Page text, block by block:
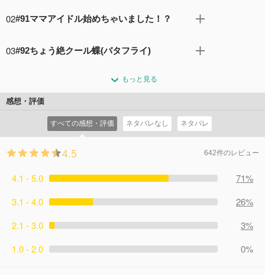
るために全プリパラからめが兄ぃが集められ「めが兄ぃサ
らぁらは今日プリパラデビューするという女の子と知り合
02#91ママアイドル始めちゃいました！？
れることになり、システム全体が神アイドルグランプリモ
議な赤ちゃんはらぁらをママと慕って離れようとしない。
本当のママを探そうと懸命になるらぁらだが…。
コメント0件
03#92ちょう絶クール蝶(バタフライ)
けるらぁら。同じころ、プリパラでは神アイドルグランプ
リモードのオフィシャルブランド「ロゼットジュエル」の
ューライブを行おうとしていた…
コメント1件拍手1回
もっと見る
感想・評価
すべての感想・評価 ネタバレなし ネタバレ
4.5 642件のレビュー
4.1 - 5.0
71%
3.1 - 4.0
26%
2.1 - 3.0
3%
1.0 - 2.0
0%